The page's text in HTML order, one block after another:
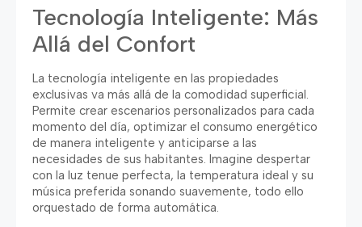
Tecnología Inteligente: Más
Allá del Confort
La tecnología inteligente en las propiedades
exclusivas va más allá de la comodidad superficial.
Permite crear escenarios personalizados para cada
momento del día, optimizar el consumo energético
de manera inteligente y anticiparse a las
necesidades de sus habitantes. Imagine despertar
con la luz tenue perfecta, la temperatura ideal y su
música preferida sonando suavemente, todo ello
orquestado de forma automática.